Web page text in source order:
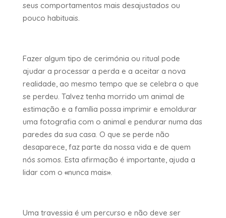
seus comportamentos mais desajustados ou
pouco habituais.
Fazer algum tipo de cerimónia ou ritual pode
ajudar a processar a perda e a aceitar a nova
realidade, ao mesmo tempo que se celebra o que
se perdeu. Talvez tenha morrido um animal de
estimação e a família possa imprimir e emoldurar
uma fotografia com o animal e pendurar numa das
paredes da sua casa. O que se perde não
desaparece, faz parte da nossa vida e de quem
nós somos. Esta afirmação é importante, ajuda a
lidar com o «nunca mais».
Uma travessia é um percurso e não deve ser